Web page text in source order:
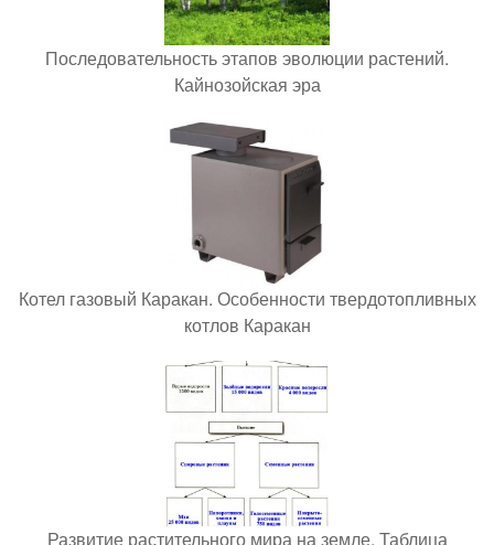
Последовательность этапов эволюции растений.
Кайнозойская эра
Котел газовый Каракан. Особенности твердотопливных
котлов Каракан
Развитие растительного мира на земле. Таблица